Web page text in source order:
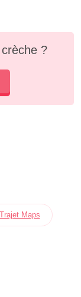
?
Trajet Maps